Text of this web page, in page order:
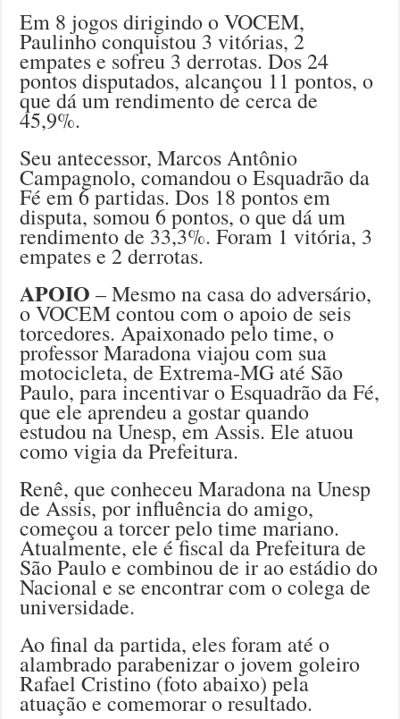
Em 8 jogos dirigindo o VOCEM,
Paulinho conquistou 3 vitórias, 2
empates e sofreu 3 derrotas. Dos 24
pontos disputados, alcançou 11 pontos, o
que dá um rendimento de cerca de
45,9%.
Seu antecessor, Marcos Antônio
Campagnolo, comandou o Esquadrão da
Fé em 6 partidas. Dos 18 pontos em
disputa, somou 6 pontos, o que dá um
rendimento de 33,3%. Foram 1 vitória, 3
empates e 2 derrotas.
APOIO – Mesmo na casa do adversário,
o VOCEM contou com o apoio de seis
torcedores. Apaixonado pelo time, o
professor Maradona viajou com sua
motocicleta, de Extrema-MG até São
Paulo, para incentivar o Esquadrão da Fé,
que ele aprendeu a gostar quando
estudou na Unesp, em Assis. Ele atuou
como vigia da Prefeitura.
Renê, que conheceu Maradona na Unesp
de Assis, por influência do amigo,
começou a torcer pelo time mariano.
Atualmente, ele é fiscal da Prefeitura de
São Paulo e combinou de ir ao estádio do
Nacional e se encontrar com o colega de
universidade.
Ao final da partida, eles foram até o
alambrado parabenizar o jovem goleiro
Rafael Cristino (foto abaixo) pela
atuação e comemorar o resultado.